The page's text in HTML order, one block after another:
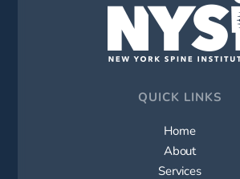
QUICK LINKS
Home
About
Services